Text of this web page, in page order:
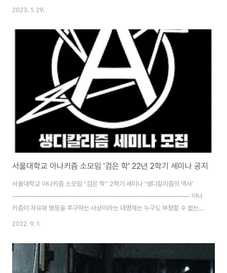
에 관해', '카페에서' 세 가지 대화집을 수록하고 있습니다. 아나키즘을 입문하
쉽게 많은 분들에게 아나키즘에 다가서는 첫 걸음이 되기를 희망합니다. 구매
링크 : https://product.kyobobook.co.kr/detail/S000200776839
2023. 1. 29.
서울대학교 아나키즘 소모임 '검은 학' 22년 2학기 세미나 공지
서울대학교 아나키즘 소모임 “검은 학” 2학기 세미나 ‘생디칼리즘의 역사’
――――――――――――――――――――――――――― 아나
키즘이 자유와 평등을 추구하는 사상이라는 대명제는 누구도 부정할 수 없는
것이지만, 그것을 어떻게 이룰 것인가에 대한 방법론은 제각각 달랐습니다. 그
축이 되어, 정당이나 다른 누구의 지도나 지시를 받지 않고, 스스로 자유롭게 결
성한 노동조합의 힘으로 세상을 바꾸고자 했던 흐름입니다. 그렇기 때문에 아
나키즘의 역사에서 조합주의, 즉 생디칼리즘의 흐름은 결코 떼놓을 수 없는 주
2022. 9. 1.